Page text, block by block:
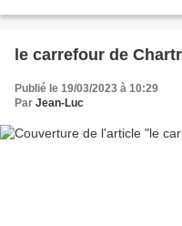
le carrefour de
Publié le 19/03/2023 à 10:29
Par Jean-Luc